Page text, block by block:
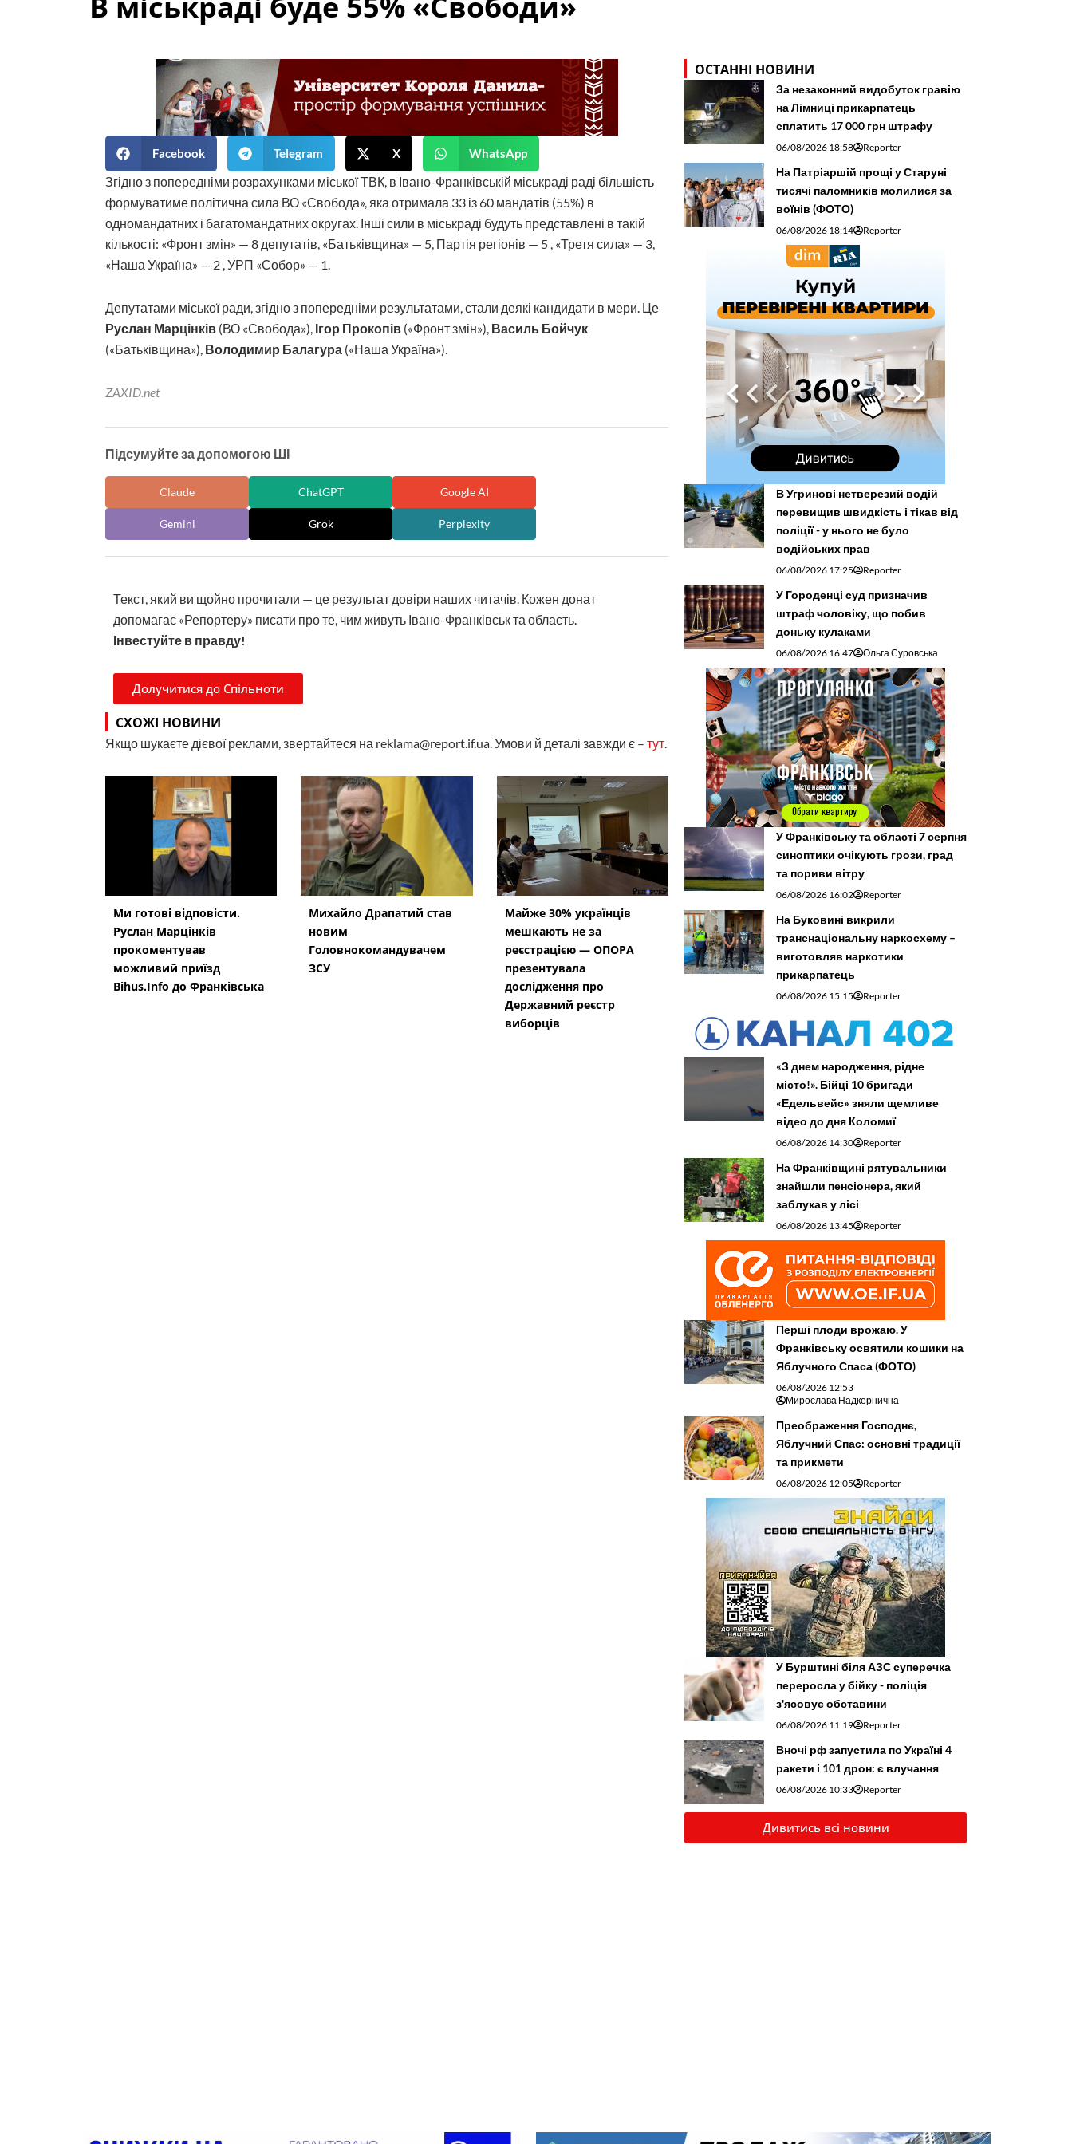
Facebook Telegram X WhatsApp
Згідно з попередніми розрахунками міської ТВК, в Івано-Франківській міськраді раді більшість
формуватиме політична сила ВО «Свобода», яка отримала 33 із 60 мандатів (55%) в
одномандатних і багатомандатних округах. Інші сили в міськраді будуть представлені в такій
кількості: «Фронт змін» — 8 депутатів, «Батьківщина» — 5, Партія регіонів — 5 , «Третя сила» — 3,
«Наша Україна» — 2 , УРП «Собор» — 1.
Депутатами міської ради, згідно з попередніми результатами, стали деякі кандидати в мери. Це
Руслан Марцінків (ВО «Свобода»), Ігор Прокопів («Фронт змін»), Василь Бойчук
(«Батьківщина»), Володимир Балагура («Наша Україна»).
ZAXID.net
Підсумуйте за допомогою ШІ
Claude ChatGPT Google AI
Gemini Grok Perplexity
Текст, який ви щойно прочитали — це результат довіри наших читачів. Кожен донат
допомагає «Репортеру» писати про те, чим живуть Івано-Франківськ та область.
Інвестуйте в правду!
Долучитися до Спільноти
СХОЖІ НОВИНИ
Якщо шукаєте дієвої реклами, звертайтеся на reklama@report.if.ua. Умови й деталі завжди є – тут
Ми готові відповісти.
Руслан Марцінків
прокоментував
можливий приїзд
Bihus.Info до Франківська
Михайло Драпатий став
новим
Головнокомандувачем
ЗСУ
Майже 30% українців
мешкають не за
реєстрацією — ОПОРА
презентувала
дослідження про
Державний реєстр
виборців
ОСТАННІ НОВИНИ
За незаконний видобуток гравію
на Лімниці прикарпатець
сплатить 17 000 грн штрафу
06/08/2026 18:58 Reporter
На Патріаршій прощі у Старуні
тисячі паломників молилися за
воїнів (ФОТО)
06/08/2026 18:14 Reporter
В Угринові нетверезий водій
перевищив швидкість і тікав від
поліції - у нього не було
водійських прав
06/08/2026 17:25 Reporter
У Городенці суд призначив
штраф чоловіку, що побив
доньку кулаками
06/08/2026 16:47 Ольга Суровська
У Франківську та області 7 серпня
синоптики очікують грози, град
та пориви вітру
06/08/2026 16:02 Reporter
На Буковині викрили
транснаціональну наркосхему –
виготовляв наркотики
прикарпатець
06/08/2026 15:15 Reporter
«З днем народження, рідне
місто!». Бійці 10 бригади
«Едельвейс» зняли щемливе
відео до дня Коломиї
06/08/2026 14:30 Reporter
На Франківщині рятувальники
знайшли пенсіонера, який
заблукав у лісі
06/08/2026 13:45 Reporter
Перші плоди врожаю. У
Франківську освятили кошики на
Яблучного Спаса (ФОТО)
06/08/2026 12:53
Мирослава Надкернична
Преображення Господнє,
Яблучний Спас: основні традиції
та прикмети
06/08/2026 12:05 Reporter
У Бурштині біля АЗС суперечка
переросла у бійку - поліція
з'ясовує обставини
06/08/2026 11:19 Reporter
Вночі рф запустила по Україні 4
ракети і 101 дрон: є влучання
06/08/2026 10:33 Reporter
Дивитись всі новини